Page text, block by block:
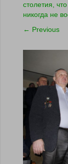
столетия,
никогда не
← Previous